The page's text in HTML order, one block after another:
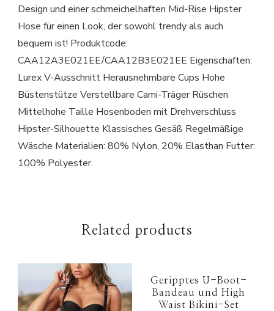
Design und einer schmeichelhaften Mid-Rise Hipster
Hose für einen Look, der sowohl trendy als auch
bequem ist! Produktcode:
CAA12A3E021EE/CAA12B3E021EE Eigenschaften:
Lurex V-Ausschnitt Herausnehmbare Cups Hohe
Büstenstütze Verstellbare Cami-Träger Rüschen
Mittelhohe Taille Hosenboden mit Drehverschluss
Hipster-Silhouette Klassisches Gesäß Regelmäßige
Wäsche Materialien: 80% Nylon, 20% Elasthan Futter:
100% Polyester.
Related products
Geripptes U-Boot-
Bandeau und High
Waist Bikini-Set